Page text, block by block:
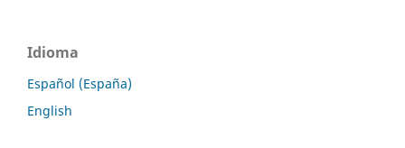
Idioma
Español (España)
English